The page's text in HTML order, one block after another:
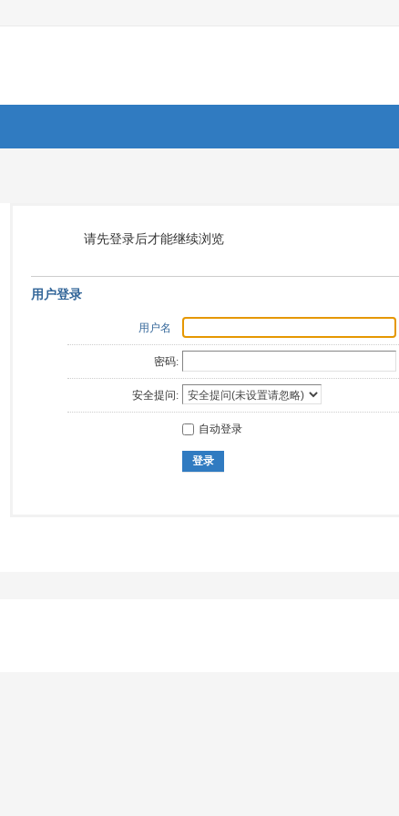
请先登录后才能继续浏览
用户登录
用户名
密码:
安全提问:
自动登录
登录